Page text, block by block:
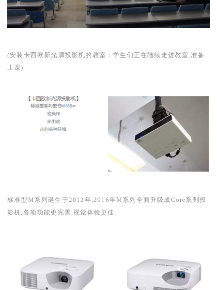
(安装卡西欧新光源投影机的教室：学生们正在陆续走进教室,准备
上课)
标准型 M 系列诞生于2012 年, 2016年M 系列全面升级成Core系列投
影机,各项功能更完善,视觉体验更佳。